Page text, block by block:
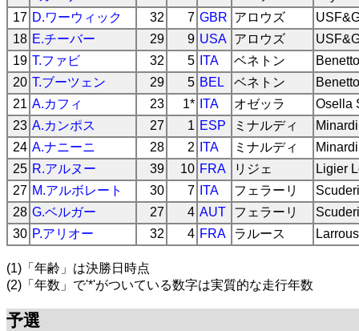
17 D.ワーウィック 32 7 GBR アロウズ
18 E.チーバー 29 9 USA アロウズ
19 T.ファビ 32 5 ITA ベネトン
20 T.ブーツェン 29 5 BEL ベネトン
21 A.カフィ 23 1* ITA オゼッラ
Osella
23 A.カンポス 27 1 ESP ミナルディ
24 A.ナニーニ 28 2 ITA ミナルディ
25 R.アルヌー 39 10 FRA リジェ
Ligier
27 M.アルボレート 30 7 ITA フェラーリ
28 G.ベルガー 27 4 AUT フェラーリ
30 P.アリオー 32 4 FRA ラルース
(1)「年齢」は決勝日時点
(2)「年数」で'*'がついている数字は実質的な走行年数
予選